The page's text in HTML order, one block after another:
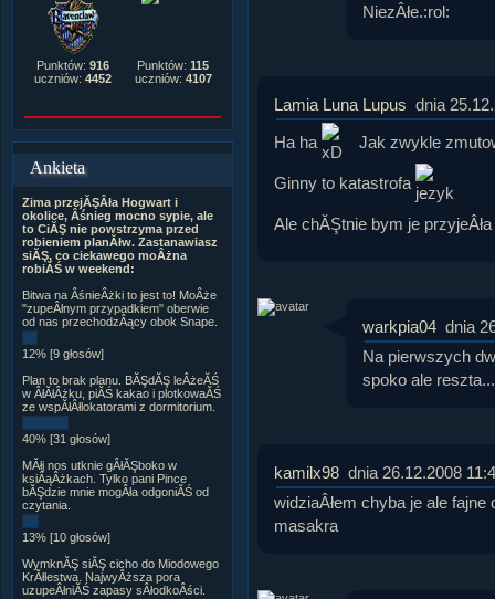
Punktów: 916
uczniów: 4452
Punktów: 115
uczniów: 4107
Ankieta
Zima przejĂŞÂła Hogwart i
okolice, Âśnieg mocno sypie, ale
to CiĂŞ nie powstrzyma przed
robieniem planĂłw. Zastanawiasz
siĂŞ, co ciekawego moÂżna
robiĂŚ w weekend:
Bitwa na ÂśnieÂżki to jest to! MoÂże
"zupeÂłnym przypadkiem" oberwie
od nas przechodzÂący obok Snape.
12% [9 głosów]
Plan to brak planu. BĂŞdĂŞ leÂżeĂŚ
w ÂłĂłÂżku, piĂŚ kakao i plotkowaĂŚ
ze wspĂłÂłlokatorami z dormitorium.
40% [31 głosów]
MĂłj nos utknie gÂłĂŞboko w
ksiÂąÂżkach. Tylko pani Pince
bĂŞdzie mnie mogÂła odgoniĂŚ od
czytania.
13% [10 głosów]
WymknĂŞ siĂŞ cicho do Miodowego
KrĂłlestwa. NajwyÂższa pora
uzupeÂłniĂŚ zapasy sÂłodkoÂści.
NiezÂłe.:rol:
Lamia Luna Lupus dnia
Ha ha
Jak zwykle
Ginny to katastrofa
Ale chĂŞtnie bym je przyjeÂła
warkpia04 dnia
Na pierwszych
spoko ale
kamilx98 dnia 26.12.2008
widziaÂłem chyba je ale
masakra